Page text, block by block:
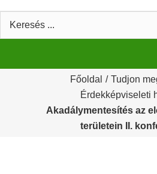
Keresés:
Főoldal / Tudjon
Érdekképviseleti
Akadálymentesítés az
területein II.